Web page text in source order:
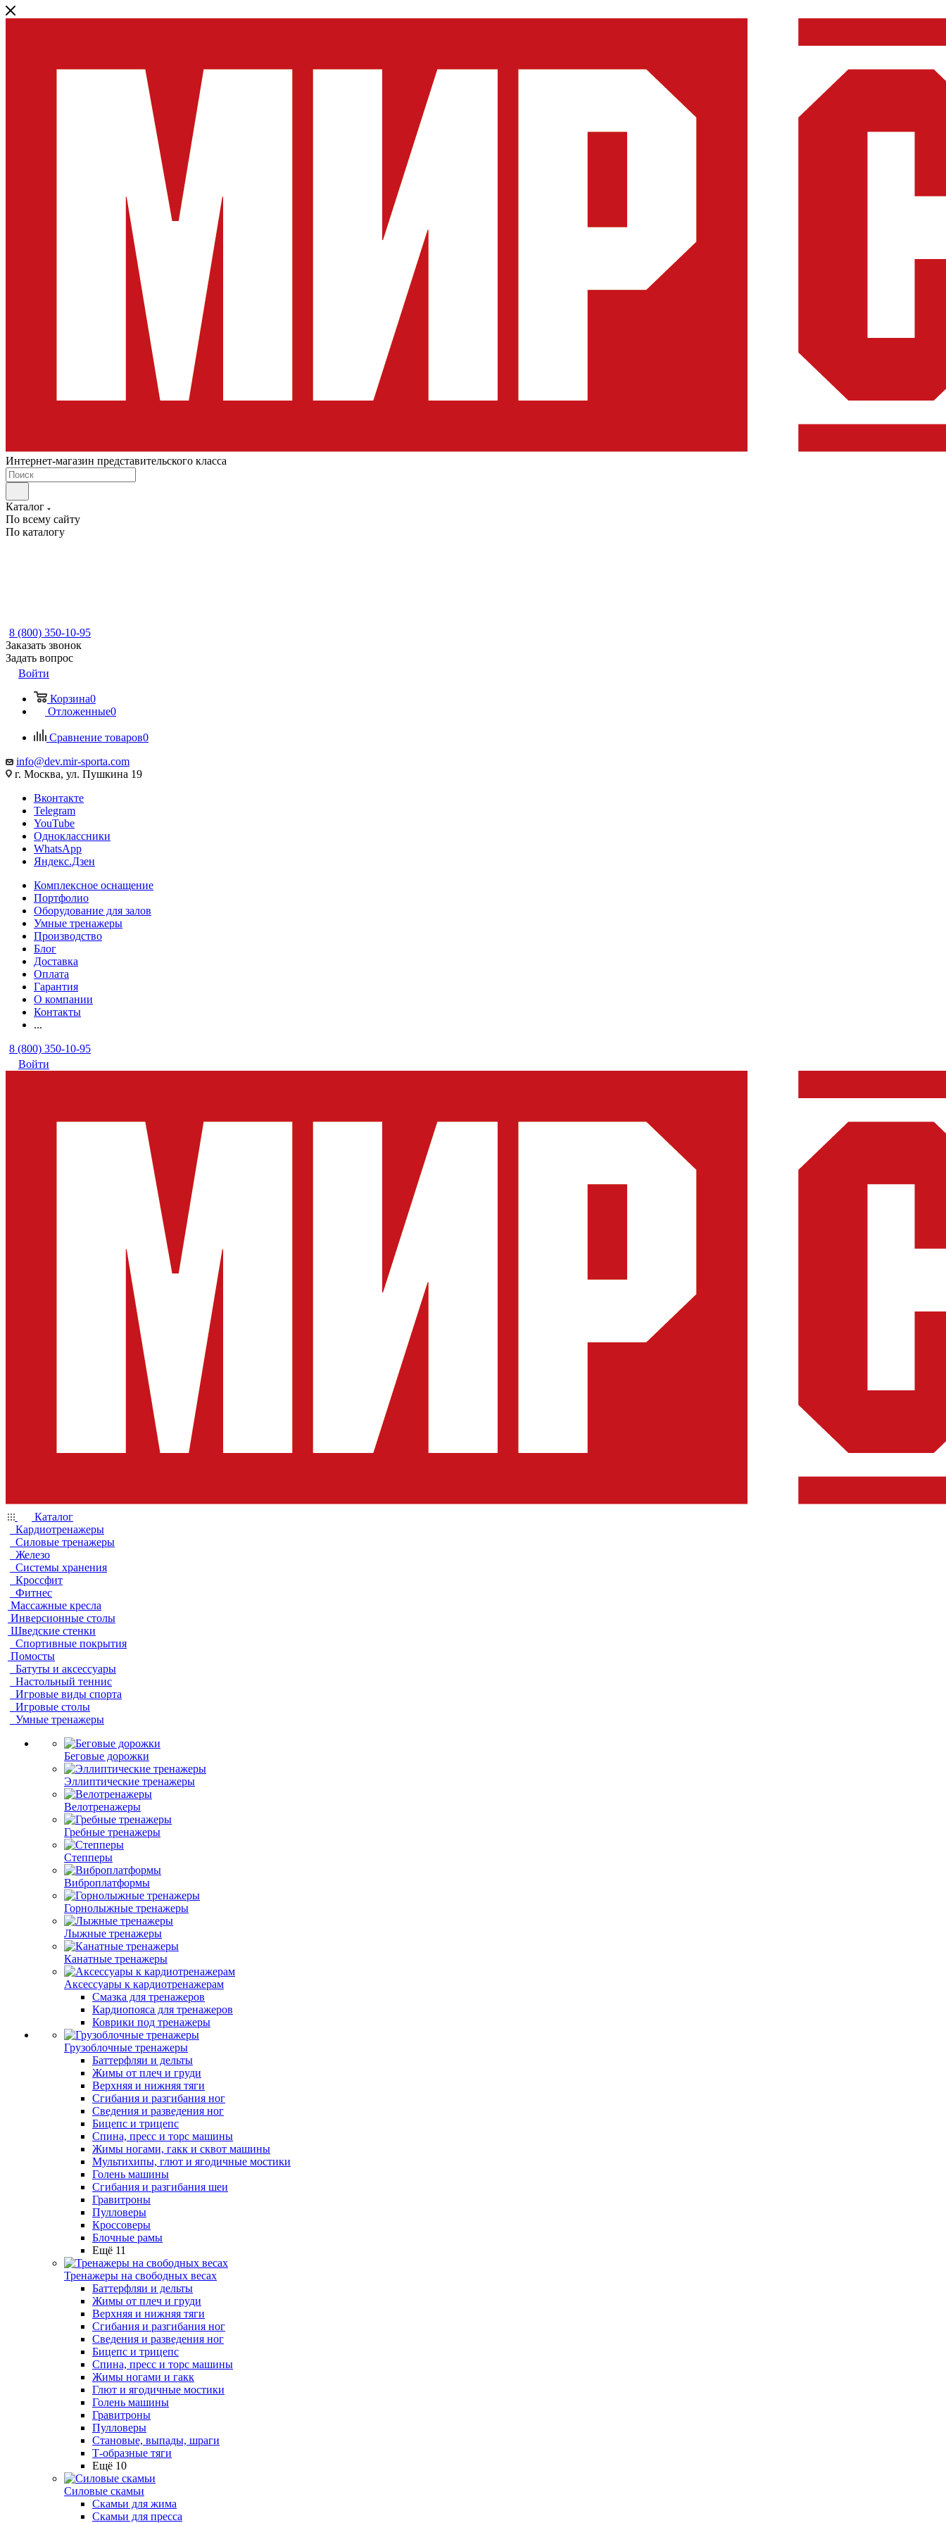
Интернет-магазин представительского класса
Каталог
По всему сайту
По каталогу
8 (800) 350-10-95
Заказать звонок
Задать вопрос
Войти
Корзина0
Отложенные0
Сравнение товаров0
info@dev.mir-sporta.com
г. Москва, ул. Пушкина 19
Вконтакте
Telegram
YouTube
Одноклассники
WhatsApp
Яндекс.Дзен
Комплексное оснащение
Портфолио
Оборудование для залов
Умные тренажеры
Производство
Блог
Доставка
Оплата
Гарантия
О компании
Контакты
...
8 (800) 350-10-95
Войти
Каталог
Кардиотренажеры
Силовые тренажеры
Железо
Системы хранения
Кроссфит
Фитнес
Массажные кресла
Инверсионные столы
Шведские стенки
Спортивные покрытия
Помосты
Батуты и аксессуары
Настольный теннис
Игровые виды спорта
Игровые столы
Умные тренажеры
Беговые дорожки
Эллиптические тренажеры
Велотренажеры
Гребные тренажеры
Степперы
Виброплатформы
Горнолыжные тренажеры
Лыжные тренажеры
Канатные тренажеры
Аксессуары к кардиотренажерам
Смазка для тренажеров
Кардиопояса для тренажеров
Коврики под тренажеры
Грузоблочные тренажеры
Баттерфляи и дельты
Жимы от плеч и груди
Верхняя и нижняя тяги
Сгибания и разгибания ног
Сведения и разведения ног
Бицепс и трицепс
Спина, пресс и торс машины
Жимы ногами, гакк и сквот машины
Мультихипы, глют и ягодичные мостики
Голень машины
Сгибания и разгибания шеи
Гравитроны
Пулловеры
Кроссоверы
Блочные рамы
Ещё 11
Тренажеры на свободных весах
Баттерфляи и дельты
Жимы от плеч и груди
Верхняя и нижняя тяги
Сгибания и разгибания ног
Сведения и разведения ног
Бицепс и трицепс
Спина, пресс и торс машины
Жимы ногами и гакк
Глют и ягодичные мостики
Голень машины
Гравитроны
Пулловеры
Становые, выпады, шраги
Т-образные тяги
Ещё 10
Силовые скамьи
Скамьи для жима
Скамьи для пресса